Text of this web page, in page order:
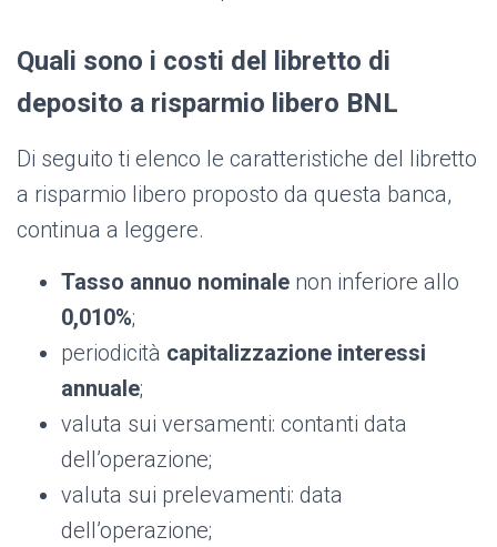
Quali sono i costi del libretto di
deposito a risparmio libero BNL
Di seguito ti elenco le caratteristiche del libretto
a risparmio libero proposto da questa banca,
continua a leggere.
Tasso annuo nominale non inferiore allo
0,010%;
periodicità capitalizzazione interessi
annuale;
valuta sui versamenti: contanti data
dell’operazione;
valuta sui prelevamenti: data
dell’operazione;